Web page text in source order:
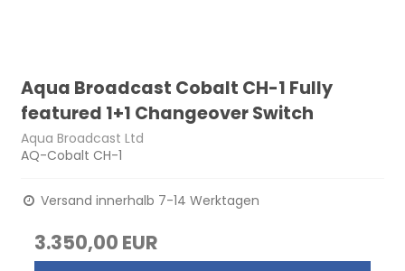
Aqua Broadcast Cobalt CH-1 Fully
featured 1+1 Changeover Switch
Aqua Broadcast Ltd
AQ-Cobalt CH-1
Versand innerhalb 7-14 Werktagen
3.350,00 EUR